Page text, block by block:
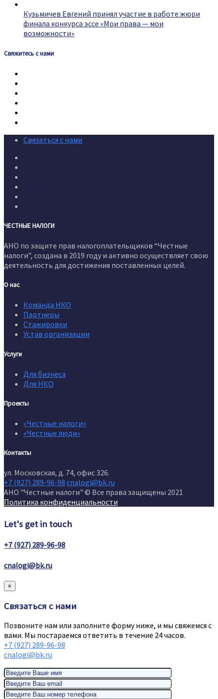
Кузьмичев Евгений принял участие в работе жюри
финала конкурса эссе «Мои права — мои
возможности»
Свяжитесь с нами
Связаться с нами
ЧЕСТНЫЕ НАЛОГИ
АНО по защите прав налогоплательщиков “Честные
налоги”, создана в 2019 году и активно осуществляет свою
деятельность для достижения поставленных целей.
О нас
Команда НКО
Партнеры
Стажировки
Устав организации
Услуги
Для бизнеса
Для НКО
Проекты
«Честные налоги»
«Честные люди»
Контакты
ул. Московская, д. 74, офис 326.
+7 (927) 289-96-98 cnalogi@bk.ru
АНО "Честные налоги" © Все права защищены 2021
Политика конфиденциальности
Let's get in touch
+7 (927) 289-96-98
cnalogi@bk.ru
×
Связаться с нами
Позвоните нам или заполните форму ниже, и мы свяжемся с
вами. Мы постараемся ответить в течение 24 часов.
+7 (927) 289-96-98
cnalogi@bk.ru